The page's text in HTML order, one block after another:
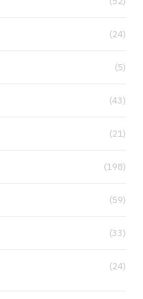
(24)
(5)
(43)
(21)
(198)
(59)
(33)
(24)